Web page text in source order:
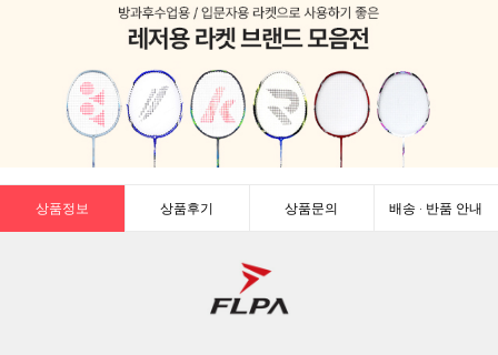
상품정보 상품후기 상품문의 배송 · 반품 안내